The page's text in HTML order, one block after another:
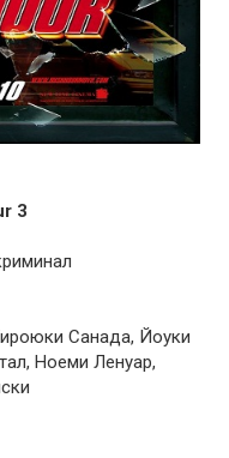
3
Санада, Йоуки
Ноеми Ленуар,